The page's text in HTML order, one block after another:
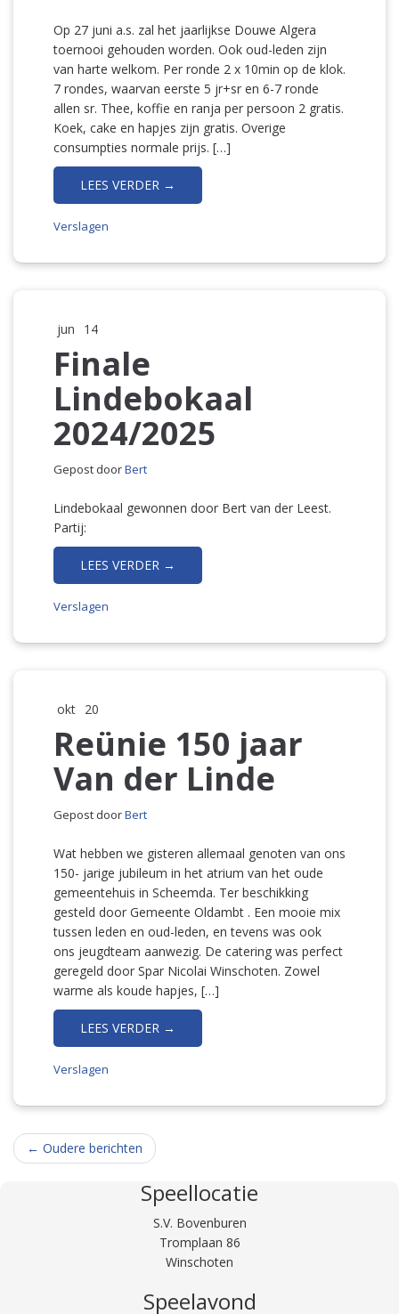
Op 27 juni a.s. zal het jaarlijkse Douwe Algera
toernooi gehouden worden. Ook oud-leden zijn
van harte welkom. Per ronde 2 x 10min op de klok.
7 rondes, waarvan eerste 5 jr+sr en 6-7 ronde
allen sr. Thee, koffie en ranja per persoon 2 gratis.
Koek, cake en hapjes zijn gratis. Overige
consumpties normale prijs. […]
LEES VERDER →
Verslagen
jun 14
Finale
Lindebokaal
2024/2025
Gepost doorBert
Lindebokaal gewonnen door Bert van der Leest.
Partij:
LEES VERDER →
Verslagen
okt 20
Reünie 150 jaar
Van der Linde
Gepost doorBert
Wat hebben we gisteren allemaal genoten van ons
150- jarige jubileum in het atrium van het oude
gemeentehuis in Scheemda. Ter beschikking
gesteld door Gemeente Oldambt . Een mooie mix
tussen leden en oud-leden, en tevens was ook
ons jeugdteam aanwezig. De catering was perfect
geregeld door Spar Nicolai Winschoten. Zowel
warme als koude hapjes, […]
LEES VERDER →
Verslagen
Berichtnavigatie
← Oudere berichten
Speellocatie
S.V. Bovenburen
Tromplaan 86
Winschoten
Speelavond